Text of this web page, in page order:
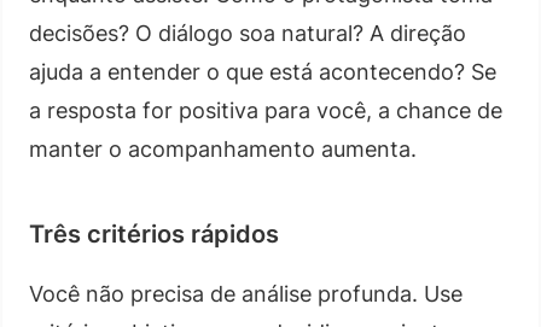
decisões? O diálogo soa natural? A direção
ajuda a entender o que está acontecendo? Se
a resposta for positiva para você, a chance de
manter o acompanhamento aumenta.
Três critérios rápidos
Você não precisa de análise profunda. Use